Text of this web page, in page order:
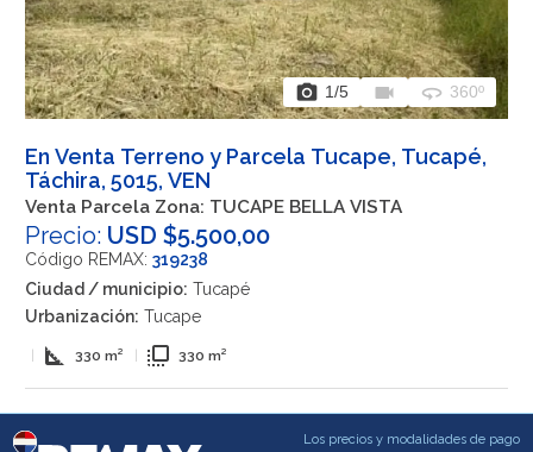
photo_camera 1/5 videocam 360 360º
En Venta Terreno y Parcela Tucape, Tucapé,
Táchira, 5015, VEN
Venta Parcela Zona: TUCAPE BELLA VISTA
Precio: USD $5.500,00
Código REMAX: 319238
Ciudad / municipio: Tucapé
Urbanización: Tucape
square_foot 330 m² flip_to_front 330 m²
Los precios y modalidades de pago